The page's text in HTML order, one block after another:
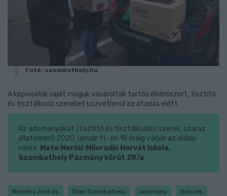
Fotó: szombathely.hu
A képviselők saját maguk vásároltak tartós élelmiszert, tisztító
és tisztálkodó szereket közvetlenül az átadás előtt.
Az adományokat (tisztító és tisztálkodási szerek, száraz
állateledel) 2020. január 11.-én 18 óráig várják az alábbi
címre: Mate Meršić Miloradić Horvát Iskola,
Szombathely Pázmány körút 28/a.
Nemény András Éljen Szombathely adomány Sziszek